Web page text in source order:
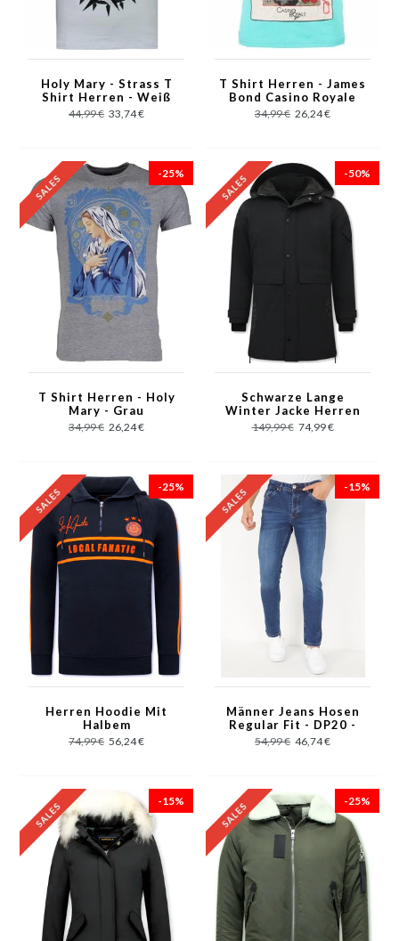
Holy Mary - Strass T
Shirt Herren - Weiß
44,99 € 33,74 €
T Shirt Herren - James
Bond Casino Royale
Print - Grun
34,99 € 26,24 €
-25%
T Shirt Herren - Holy
Mary - Grau
34,99 € 26,24 €
-50%
Schwarze Lange
Winter Jacke Herren
149,99 € 74,99 €
-25%
Herren Hoodie Mit
Halbem
Reißverschluss - 11-
6515BO - Blau/Orange
74,99 € 56,24 €
-15%
Männer Jeans Hosen
Regular Fit - DP20 -
Blau
54,99 € 46,74 €
-15% -25%